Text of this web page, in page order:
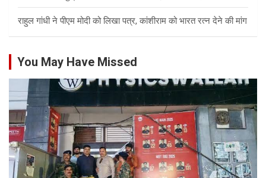
राहुल गांधी ने पीएम मोदी को लिखा पत्र, कांशीराम को भारत रत्न देने की मांग
You May Have Missed